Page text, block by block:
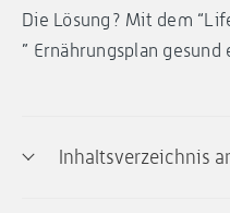
Die Lösung? Mit dem
” Ernährungsplan gesund
Inhaltsverzeichnis